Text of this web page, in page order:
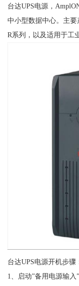
台达UPS电源，
中小型数据中心。主
R系列，以及适用于工
台达UPS电源开机步骤
1、启动”备用电源输入